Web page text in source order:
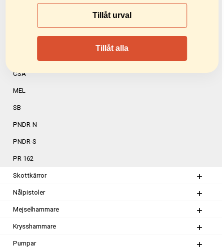
Tillåt urval
Tillåt alla
CSA
MEL
SB
PNDR-N
PNDR-S
PR 162
Skottkärror
Nålpistoler
Mejselhammare
Krysshammare
Pumpar